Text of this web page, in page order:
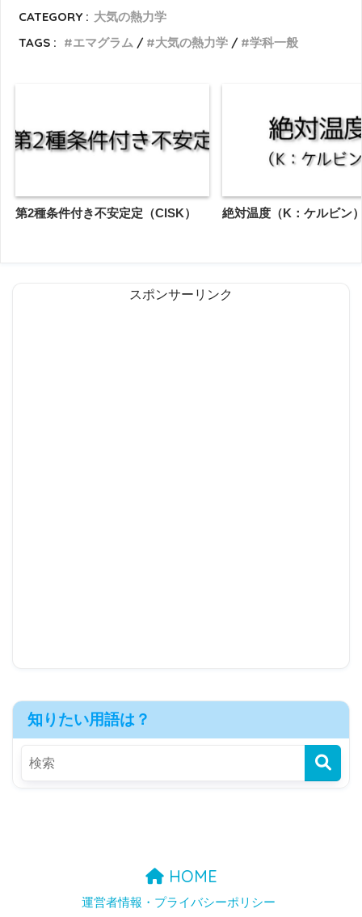
CATEGORY : 大気の熱力学
TAGS :
エマグラム 大気の熱力学 学科一般
第2種条件付き不安定定（CISK） 絶対温度（K：ケルビン
スポンサーリンク
知りたい用語は？
HOME
運営者情報・プライバシーポリシー